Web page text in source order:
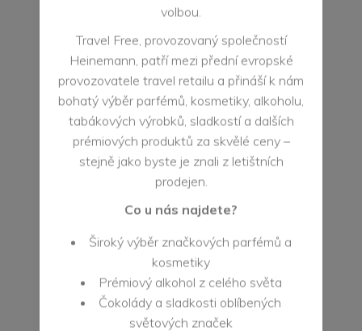
volbou.
Travel Free, provozovaný společností
Heinemann, patří mezi přední evropské
provozovatele travel retailu a přináší k nám
bohatý výběr parfémů, kosmetiky, alkoholu,
tabákových výrobků, sladkostí a dalších
prémiových produktů za skvělé ceny –
stejně jako byste je znali z letištních
prodejen.
Co u nás najdete?
Široký výběr značkových parfémů a
kosmetiky
Prémiový alkohol z celého světa
Čokolády a sladkosti oblíbených
světových značek
Telefon:
+420 601 589 671
Kontaktní osoba:
Tomanová Silvie
E-mail:
guess.freeport@guess.cz
Web:
http://www.fade.cz
PRODÁVANÉ ZNAČKY